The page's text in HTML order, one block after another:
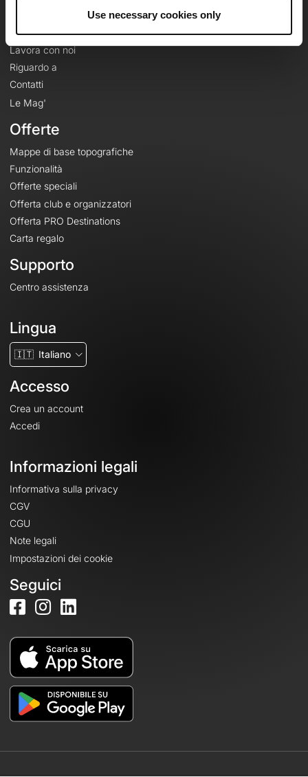
Use necessary cookies only
OpenRunner
Team
Lavora con noi
Riguardo a
Contatti
Le Mag'
Offerte
Mappe di base topografiche
Funzionalità
Offerte speciali
Offerta club e organizzatori
Offerta PRO Destinations
Carta regalo
Supporto
Centro assistenza
Lingua
🇮🇹 Italiano
Accesso
Crea un account
Accedi
Informazioni legali
Informativa sulla privacy
CGV
CGU
Note legali
Impostazioni dei cookie
Seguici